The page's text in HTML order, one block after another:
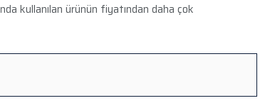
kullanılan ürünün fiyatından daha çok